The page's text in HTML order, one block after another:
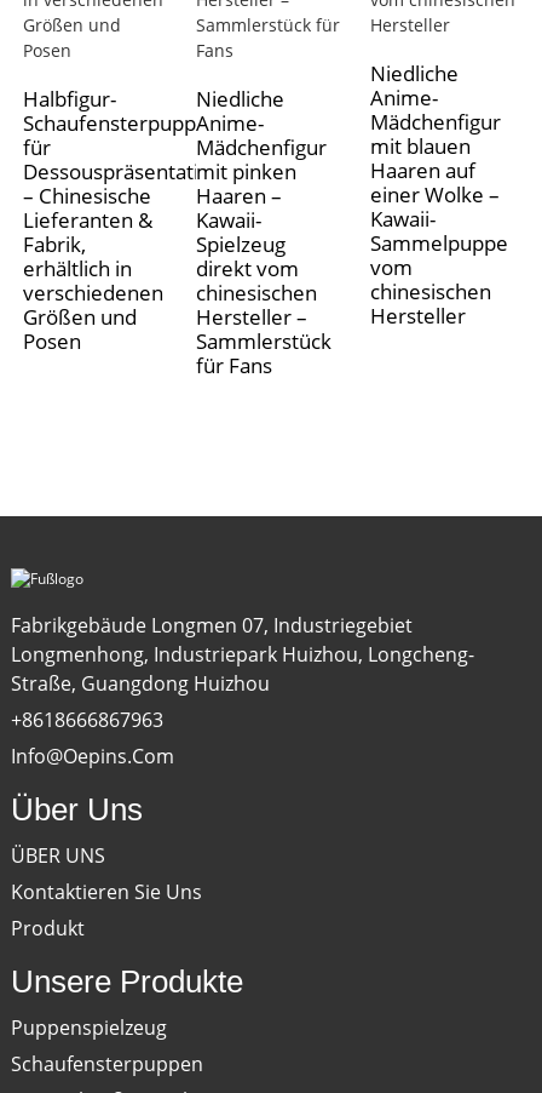
Halbfigur-
Schaufensterpuppe
für
Dessouspräsentation
– Chinesische
Lieferanten &
Fabrik,
erhältlich in
verschiedenen
Größen und
Posen
Niedliche
Anime-
Mädchenfigur
mit pinken
Haaren –
Kawaii-
Spielzeug
direkt vom
chinesischen
Hersteller –
Sammlerstück
für Fans
Niedliche
Anime-
Mädchenfigur
mit blauen
Haaren auf
einer Wolke –
Kawaii-
Sammelpuppe
vom
chinesischen
Hersteller
Fabrikgebäude Longmen 07, Industriegebiet
Longmenhong, Industriepark Huizhou, Longcheng-
Straße, Guangdong Huizhou
+8618666867963
Info@oepins.com
Über Uns
ÜBER UNS
Kontaktieren Sie Uns
Produkt
Unsere Produkte
Puppenspielzeug
Schaufensterpuppen